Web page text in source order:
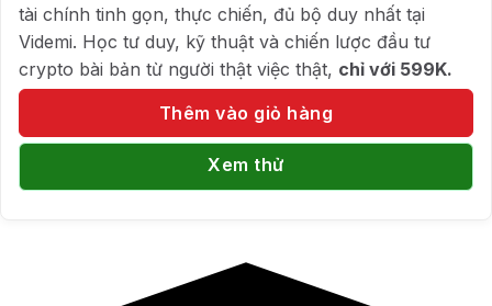
tài chính tinh gọn, thực chiến, đủ bộ duy nhất tại
Videmi. Học tư duy, kỹ thuật và chiến lược đầu tư
crypto bài bản từ người thật việc thật, chỉ với 599K.
Thêm vào giỏ hàng
Xem thử